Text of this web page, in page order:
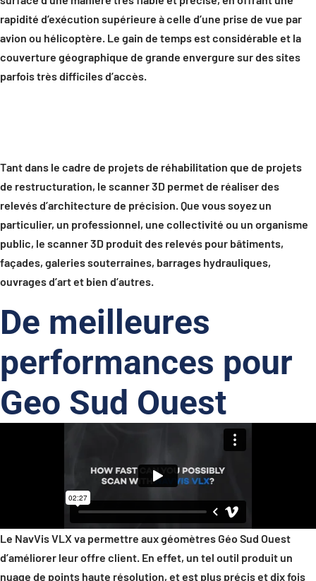
rapidité d’exécution supérieure à celle d’une prise de vue par
avion ou hélicoptère. Le gain de temps est considérable et la
couverture géographique de grande envergure sur des sites
parfois très difficiles d’accès.
Tant dans le cadre de projets de réhabilitation que de projets
de restructuration, le scanner 3D permet de réaliser des
relevés d’architecture de précision. Que vous soyez un
particulier, un professionnel, une collectivité ou un organisme
public, le scanner 3D produit des relevés pour bâtiments,
façades, galeries souterraines, barrages hydrauliques,
ouvrages d’art et bien d’autres.
De meilleures
performances pour
Geo Sud Ouest
Le NavVis VLX va permettre aux géomètres Géo Sud Ouest
d’améliorer leur offre client. En effet, un tel outil produit un
nuage de points haute résolution, et est plus précis et dix fois